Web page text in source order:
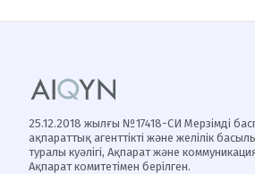
25.12.2018 жылғы №17418-СИ Мерзімді
ақпараттық агенттікті және желілік
туралы куәлігі, Ақпарат және
Ақпарат комитетімен берілген.